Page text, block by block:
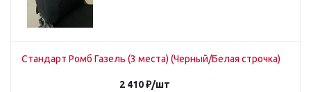
Стандарт Ромб Газель (3 места) (Черный/Белая строчка)
2 410₽/шт